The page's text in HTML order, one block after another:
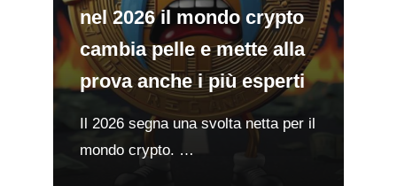
nel 2026 il mondo crypto
cambia pelle e mette alla
prova anche i più esperti
Il 2026 segna una svolta netta per il
mondo crypto. …